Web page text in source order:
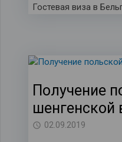
Гостевая виза в
Получение
шенгенской
02.09.2019